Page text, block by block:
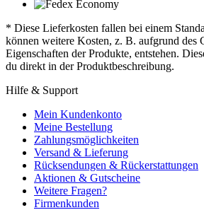
* Diese Lieferkosten fallen bei einem
können weitere Kosten, z. B. aufgrund des
Eigenschaften der Produkte, entstehen.
du direkt in der Produktbeschreibung.
Hilfe & Support
Mein Kundenkonto
Meine Bestellung
Zahlungsmöglichkeiten
Versand & Lieferung
Rücksendungen & Rückerstattungen
Aktionen & Gutscheine
Weitere Fragen?
Firmenkunden